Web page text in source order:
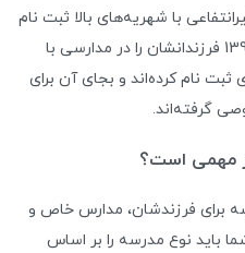
با شهریه‌های بالا ثبت نام
می‌کردند برای سال تحصیلی 1400-1399 فرزندانشان را در مدارسی با
نام کرده‌اند و بجای آن برای
گرفته‌اند.
برای فرزندشان، مدارس خاص و
باید نوع مدرسه را بر اساس